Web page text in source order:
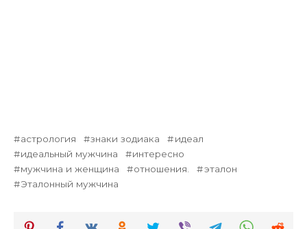
астрология знаки зодиака
идеал
идеальный мужчина
интересно
мужчина и женщина
отношения.
эталон
Эталонный мужчина